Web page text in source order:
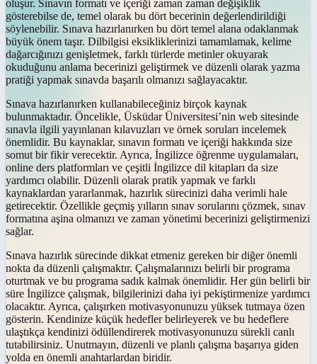
oluşur. Sınavın formatı ve içeriği zaman zaman değişiklik
gösterebilse de, temel olarak bu dört becerinin değerlendirildiği
söylenebilir. Sınava hazırlanırken bu dört temel alana odaklanmak
büyük önem taşır. Dilbilgisi eksikliklerinizi tamamlamak, kelime
dağarcığınızı genişletmek, farklı türlerde metinler okuyarak
okuduğunu anlama becerinizi geliştirmek ve düzenli olarak yazma
pratiği yapmak sınavda başarılı olmanızı sağlayacaktır.
Sınava hazırlanırken kullanabileceğiniz birçok kaynak
bulunmaktadır. Öncelikle, Üsküdar Üniversitesi’nin web sitesinde
sınavla ilgili yayınlanan kılavuzları ve örnek soruları incelemek
önemlidir. Bu kaynaklar, sınavın formatı ve içeriği hakkında size
somut bir fikir verecektir. Ayrıca, İngilizce öğrenme uygulamaları,
online ders platformları ve çeşitli İngilizce dil kitapları da size
yardımcı olabilir. Düzenli olarak pratik yapmak ve farklı
kaynaklardan yararlanmak, hazırlık sürecinizi daha verimli hale
getirecektir. Özellikle geçmiş yılların sınav sorularını çözmek, sınav
formatına aşina olmanızı ve zaman yönetimi becerinizi geliştirmenizi
sağlar.
Sınava hazırlık sürecinde dikkat etmeniz gereken bir diğer önemli
nokta da düzenli çalışmaktır. Çalışmalarınızı belirli bir programa
oturtmak ve bu programa sadık kalmak önemlidir. Her gün belirli bir
süre İngilizce çalışmak, bilgilerinizi daha iyi pekiştirmenize yardımcı
olacaktır. Ayrıca, çalışırken motivasyonunuzu yüksek tutmaya özen
gösterin. Kendinize küçük hedefler belirleyerek ve bu hedeflere
ulaştıkça kendinizi ödüllendirerek motivasyonunuzu sürekli canlı
tutabilirsiniz. Unutmayın, düzenli ve planlı çalışma başarıya giden
yolda en önemli anahtarlardan biridir.